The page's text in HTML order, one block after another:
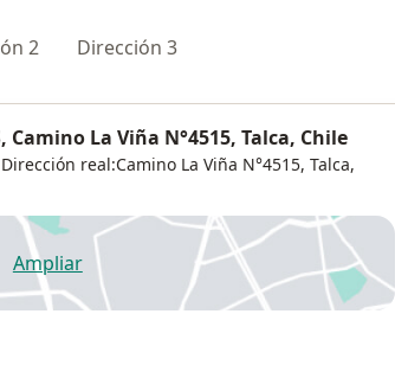
2 Dirección 3
La Viña N°4515, Talca, Chile
Dirección real:Camino La Viña N°4515, Talca,
Ampliarse abre en una nueva pestaña